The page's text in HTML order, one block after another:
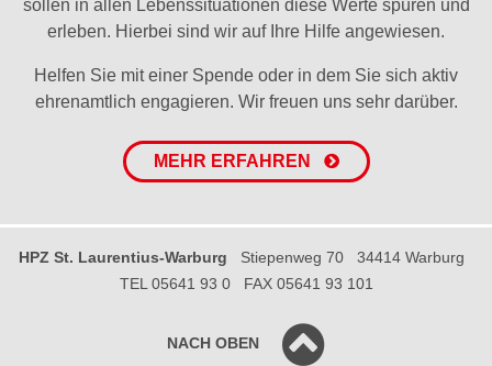
sollen in allen Lebenssituationen diese Werte spüren und
erleben. Hierbei sind wir auf Ihre Hilfe angewiesen.
Helfen Sie mit einer Spende oder in dem Sie sich aktiv
ehrenamtlich engagieren. Wir freuen uns sehr darüber.
MEHR ERFAHREN
HPZ St. Laurentius-Warburg Stiepenweg 70
34414 Warburg
TEL 05641 93 0
FAX 05641 93 101
NACH OBEN